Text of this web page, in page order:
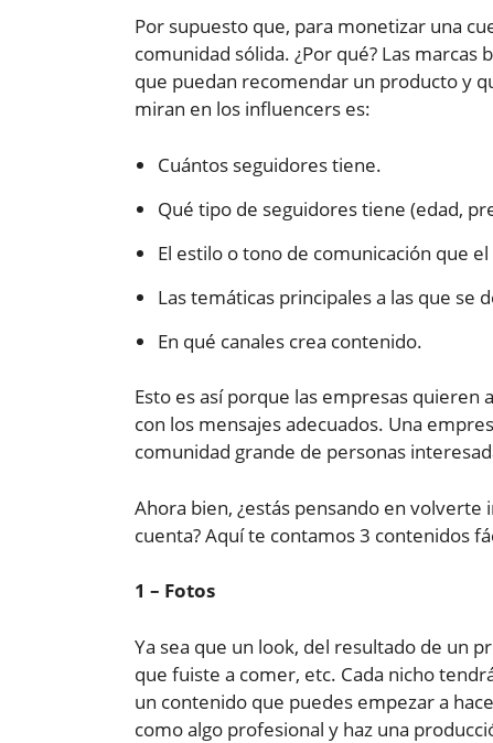
Por supuesto que, para monetizar una
comunidad sólida. ¿Por qué? Las
que puedan recomendar un producto y
miran en los influencers es:
Cuántos seguidores tiene.
Qué tipo de seguidores tiene (edad,
El estilo o tono de comunicación que
Las temáticas principales a las que se
En qué canales crea contenido.
Esto es así porque las empresas quieren
con los mensajes adecuados. Una
comunidad grande de personas
Ahora bien, ¿estás pensando en
cuenta? Aquí te contamos 3 contenidos
1 – Fotos
Ya sea que un look, del resultado de un
que fuiste a comer, etc. Cada nicho
un contenido que puedes empezar a
como algo profesional y haz una